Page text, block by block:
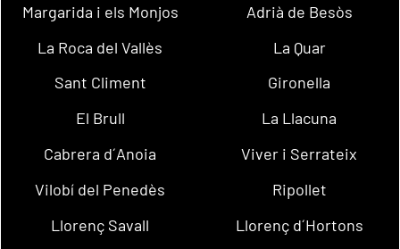
Margarida i els Monjos
Adrià de Besòs
La Roca del Vallès
La Quar
Sant Climent
Gironella
El Brull
La Llacuna
Cabrera d´Anoia
Viver i Serrateix
Vilobí del Penedès
Ripollet
Llorenç Savall
Llorenç d´Hortons